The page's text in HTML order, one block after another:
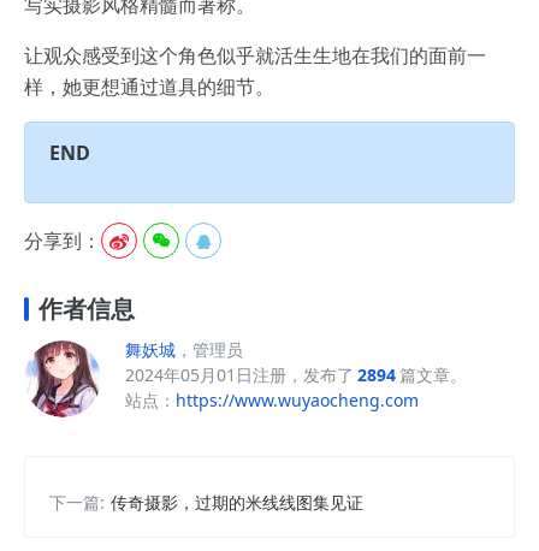
让观众感受到这个角色似乎就活生生地在我们的面前一
样，她更想通过道具的细节。
END
分享到：   
作者信息
舞妖城 ，管理员
2024年05月01日注册，发布了 2894篇文章。
站点： https://www.wuyaocheng.com
下一篇: 传奇摄影，过期的米线线图集见证